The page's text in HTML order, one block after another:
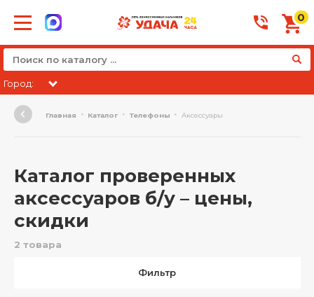
0
Город:
Главная Каталог Телефоны Аксессуары
Каталог проверенных
аксессуаров б/у – цены,
скидки
2 товара
Фильтр